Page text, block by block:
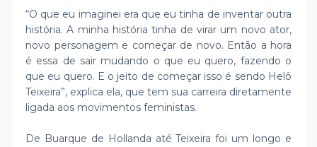
“O que eu imaginei era que eu tinha de inventar outra
história. A minha história tinha de virar um novo ator,
novo personagem e começar de novo. Então a hora
é essa de sair mudando o que eu quero, fazendo o
que eu quero. E o jeito de começar isso é sendo Helô
Teixeira”, explica ela, que tem sua carreira diretamente
ligada aos movimentos feministas.
De Buarque de Hollanda até Teixeira foi um longo e